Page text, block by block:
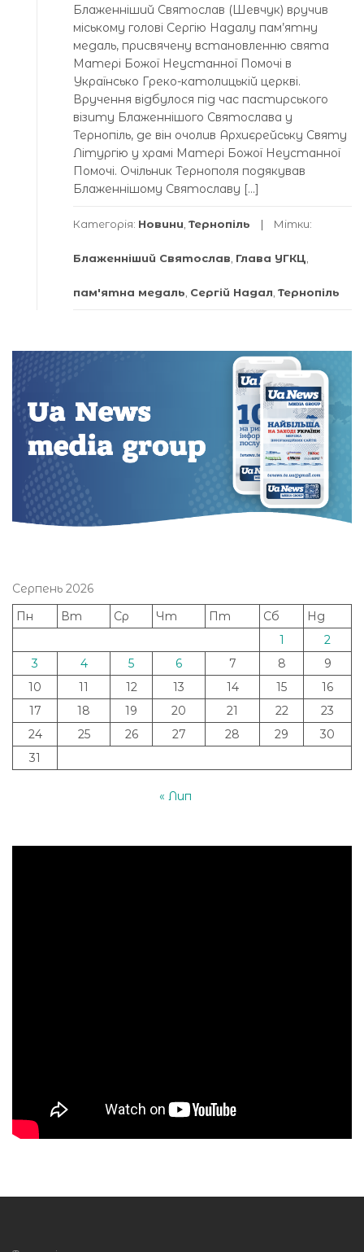
Блаженніший Святослав (Шевчук) вручив
міському голові Сергію Надалу пам’ятну
медаль, присвячену встановленню свята
Матері Божої Неустанної Помочі в
Українсько Греко-католицькій церкві.
Вручення відбулося під час пастирського
візиту Блаженнішого Святослава у
Тернопіль, де він очолив Архиєрейську Святу
Літургію у храмі Матері Божої Неустанної
Помочі. Очільник Тернополя подякував
Блаженнішому Святославу […]
Категорія: Новини Тернопіль Мітки:
Блаженніший Святослав Глава УГКЦ
пам'ятна медаль Сергій Надал Тернопіль
Серпень 2026
Пн
Вт Ср Чт Пт Сб
Нд
1
2
3
4 5 6 7 8
9
10
11 12 13 14 15
16
17
18 19 20 21 22
23
24
25 26 27 28 29
30
31
« Лип